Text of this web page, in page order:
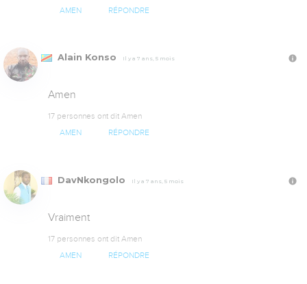
AMEN RÉPONDRE
Alain Konso Il y a 7 ans, 5 mois
Amen
17 personnes ont dit Amen
AMEN RÉPONDRE
DavNkongolo Il y a 7 ans, 5 mois
Vraiment
17 personnes ont dit Amen
AMEN RÉPONDRE